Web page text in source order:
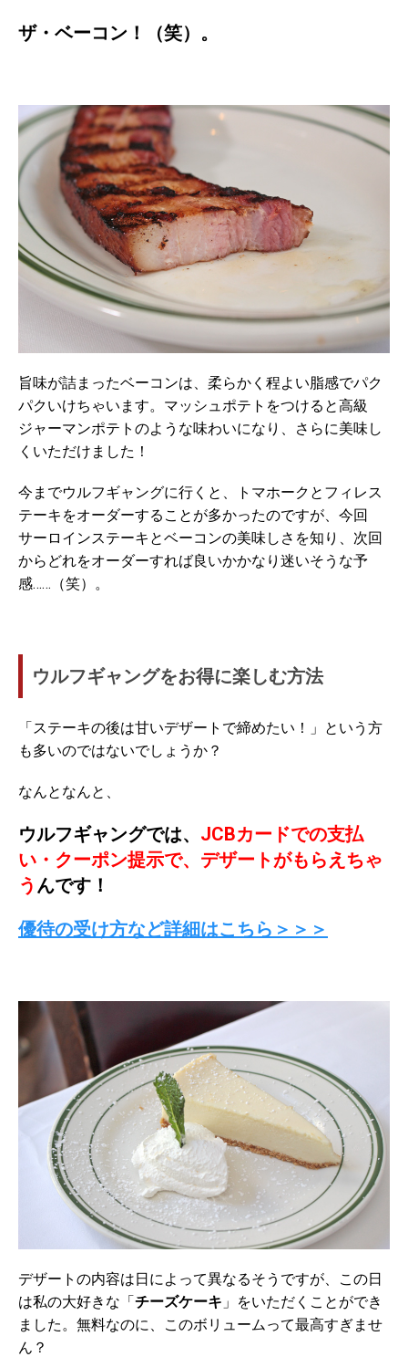
ザ・ベーコン！（笑）。
旨味が詰まったベーコンは、柔らかく程よい脂感でパク
パクいけちゃいます。マッシュポテトをつけると高級
ジャーマンポテトのような味わいになり、さらに美味し
くいただけました！
今までウルフギャングに行くと、トマホークとフィレス
テーキをオーダーすることが多かったのですが、今回
サーロインステーキとベーコンの美味しさを知り、次回
からどれをオーダーすれば良いかかなり迷いそうな予
感……（笑）。
ウルフギャングをお得に楽しむ方法
「ステーキの後は甘いデザートで締めたい！」という方
も多いのではないでしょうか？
なんとなんと、
ウルフギャングでは、 JCBカードでの支払
い・クーポン提示で、デザートがもらえちゃ
う んです！
優待の受け方など詳細はこちら＞＞＞
デザートの内容は日によって異なるそうですが、この日
は私の大好きな「チーズケーキ 」をいただくことができ
ました。無料なのに、このボリュームって最高すぎませ
ん？